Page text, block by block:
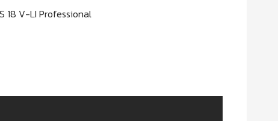
18 V-LI Professional